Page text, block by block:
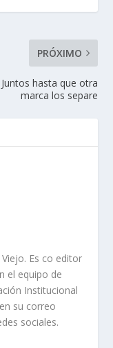
PRÓXIMO
Juntos hasta que otra
marca los separe
Es co editor
el equipo de
Institucional
su correo
sociales.